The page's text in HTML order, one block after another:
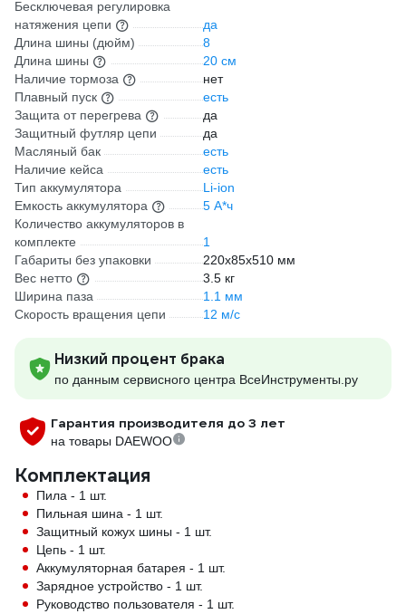
Бесключевая регулировка
натяжения цепи
да
Длина шины (дюйм)
8
Длина шины
20 см
Наличие тормоза
нет
Плавный пуск
есть
Защита от перегрева
да
Защитный футляр цепи
да
Масляный бак
есть
Наличие кейса
есть
Тип аккумулятора
Li-ion
Емкость аккумулятора
5 А*ч
Количество аккумуляторов в
комплекте
1
Габариты без упаковки
220х85х510 мм
Вес нетто
3.5 кг
Ширина паза
1.1 мм
Скорость вращения цепи
12 м/с
Низкий процент брака
по данным сервисного центра ВсеИнструменты.ру
Гарантия производителя до 3 лет
на товары DAEWOO
Комплектация
Пила - 1 шт.
Пильная шина - 1 шт.
Защитный кожух шины - 1 шт.
Цепь - 1 шт.
Аккумуляторная батарея - 1 шт.
Зарядное устройство - 1 шт.
Руководство пользователя - 1 шт.